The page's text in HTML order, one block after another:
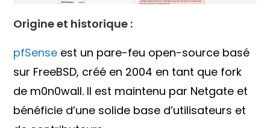
Origine et historique :
pfSense est un pare-feu open-source basé
sur FreeBSD, créé en 2004 en tant que fork
de m0n0wall. Il est maintenu par Netgate et
bénéficie d’une solide base d’utilisateurs et